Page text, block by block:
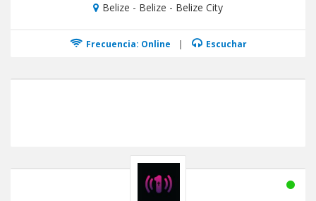
Belize - Belize - Belize City
Frecuencia: Online | Escuchar